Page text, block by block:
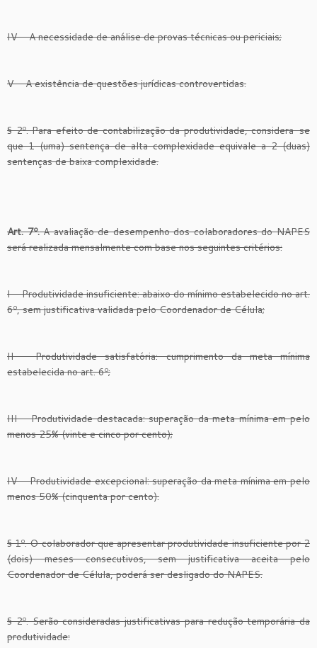
IV – A necessidade de análise de provas técnicas ou periciais;
V – A existência de questões jurídicas controvertidas.
§ 2º. Para efeito de contabilização da produtividade, considera-se
que 1 (uma) sentença de alta complexidade equivale a 2 (duas)
sentenças de baixa complexidade.
Art. 7º.A avaliação de desempenho dos colaboradores do NAPES
será realizada mensalmente com base nos seguintes critérios:
I – Produtividade insuficiente: abaixo do mínimo estabelecido no art.
6º, sem justificativa validada pelo Coordenador de Célula;
II – Produtividade satisfatória: cumprimento da meta mínima
estabelecida no art. 6º;
III – Produtividade destacada: superação da meta mínima em pelo
menos 25% (vinte e cinco por cento);
IV – Produtividade excepcional: superação da meta mínima em pelo
menos 50% (cinquenta por cento).
§ 1º. O colaborador que apresentar produtividade insuficiente por 2
(dois) meses consecutivos, sem justificativa aceita pelo
Coordenador de Célula, poderá ser desligado do NAPES.
§ 2º. Serão consideradas justificativas para redução temporária da
produtividade: